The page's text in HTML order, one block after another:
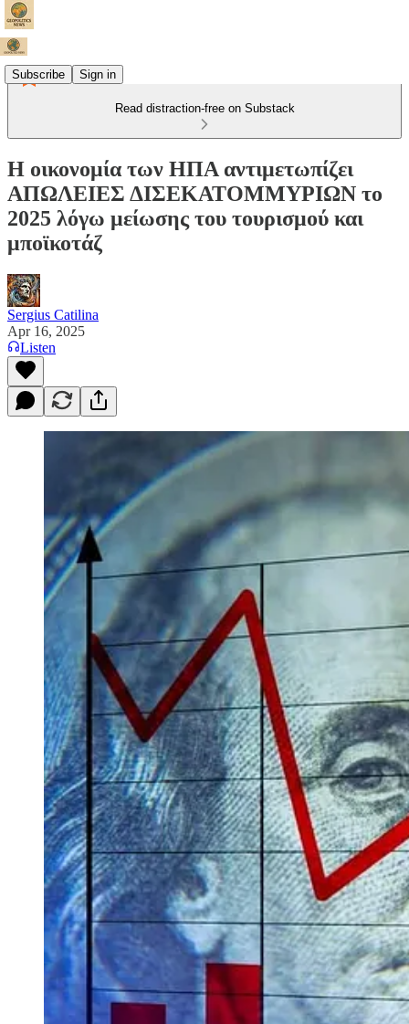
Subscribe Sign in
Read distraction-free on Substack
Η οικονομία των ΗΠΑ αντιμετωπίζει
ΑΠΩΛΕΙΕΣ ΔΙΣΕΚΑΤΟΜΜΥΡΙΩΝ το
2025 λόγω μείωσης του τουρισμού και
μποϊκοτάζ
Sergius Catilina
Apr 16, 2025
Listen